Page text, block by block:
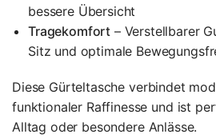
bessere Übersicht
Tragekomfort – Verstellbarer
Sitz und optimale
Diese Gürteltasche verbindet
funktionaler Raffinesse und ist
Alltag oder besondere Anlässe.